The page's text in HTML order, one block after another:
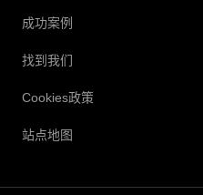
成功案例
找到我们
Cookies政策
站点地图